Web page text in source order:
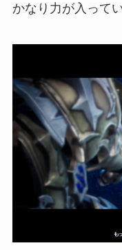
かなり力が入って